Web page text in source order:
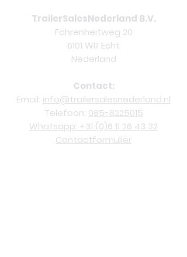
TrailerSalesNederland B.V.
Fahrenheitweg 20
6101 WR Echt
Nederland
Contact:
Email: info@trailersalesnederland.nl
Telefoon: 085-8225015
Whatsapp: +31 (0)6 11 26 43 32
Contactformulier